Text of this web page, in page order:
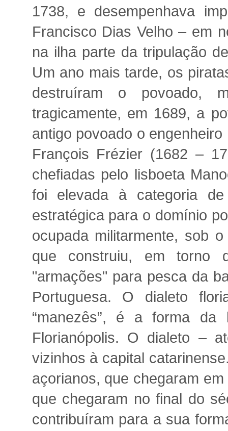
1738, e desempenhava
Francisco Dias Velho – em
na ilha parte da tripulação
Um ano mais tarde, os
destruíram o povoado,
tragicamente, em 1689, a
antigo povoado o
François Frézier (1682 –
chefiadas pelo lisboeta
foi elevada à categoria
estratégica para o domínio
ocupada militarmente, sob
que construiu, em torno
"armações" para pesca da
Portuguesa. O dialeto
“manezês”, é a forma da
Florianópolis. O dialeto –
vizinhos à capital
açorianos, que chegaram
que chegaram no final do
contribuíram para a sua